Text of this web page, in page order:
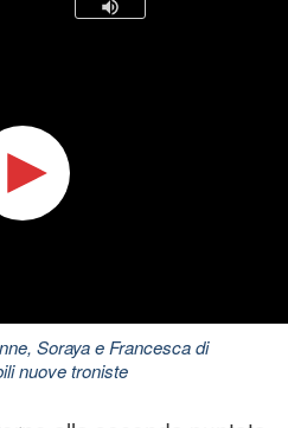
Soraya e Francesca di
nuove troniste